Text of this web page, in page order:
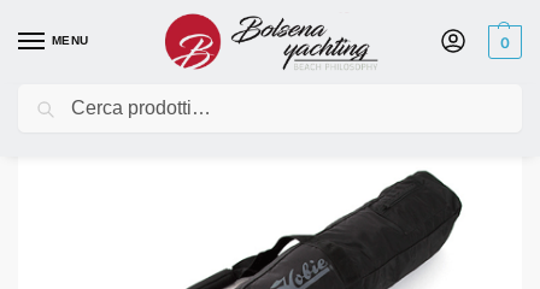
MENU 0
Home / Kayak / Ricambi Hobie Kayak